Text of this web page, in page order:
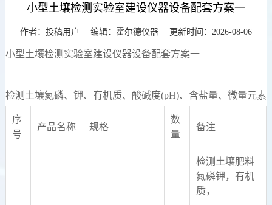
小型土壤检测实验室建设仪器设备配套方案一
作者：投稿用户 编辑： 霍尔德仪器更新时间：2026-08-06
小型土壤检测实验室建设仪器设备配套方案一
检测土壤氮磷、钾、有机质、酸碱度(pH)、含盐量、微量元素
序
号
产品名称 规格
数
量
备注
检测土壤肥料
氮磷钾，有机
质，